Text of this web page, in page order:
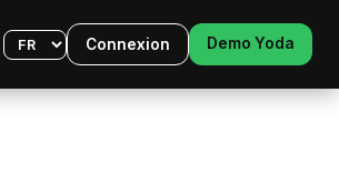
Connexion Demo Yoda